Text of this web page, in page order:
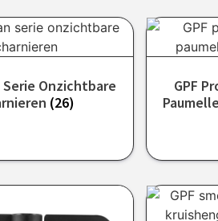
Serie Onzichtbare
(26)
GPF